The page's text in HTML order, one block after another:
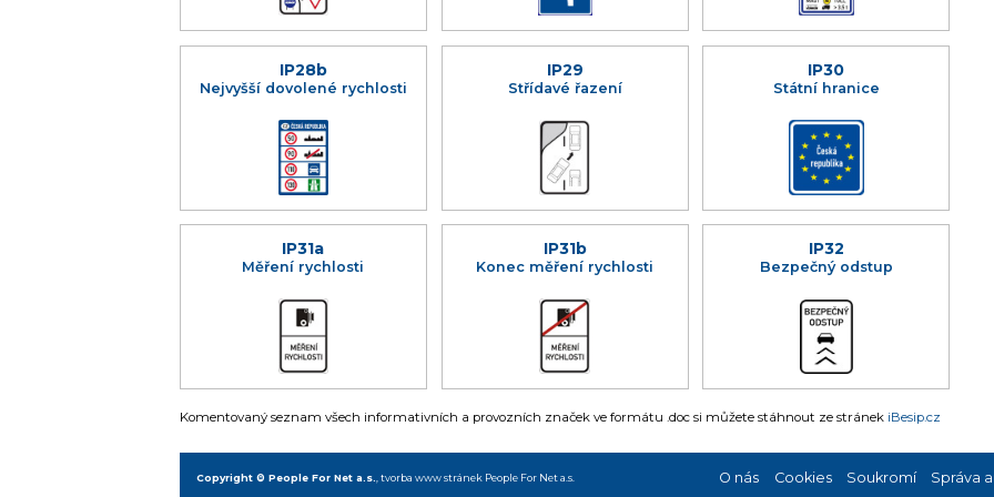
IP28b
Nejvyšší dovolené rychlosti
IP29
Střídavé řazení
IP30
Státní hranice
IP31a
Měření rychlosti
IP31b
Konec měření rychlosti
IP32
Bezpečný odstup
Komentovaný seznam všech informativních a provozních značek ve formátu .doc si můžete stáhnout ze stránek iBesip.cz
Copyright © People For Net a.s. tvorba www stránek People For Net a.s. O nás Cookies Soukromí Správa